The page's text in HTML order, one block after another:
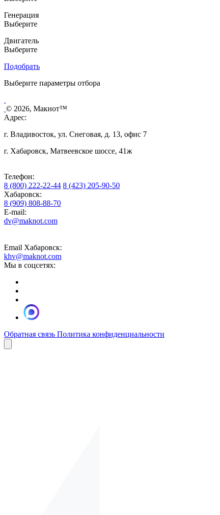
Генерация
Выберите
Двигатель
Выберите
Подобрать
Выберите параметры отбора
© 2026, Макнот™
Адрес:
г. Владивосток, ул. Снеговая, д. 13, офис 7
г. Хабаровск, Матвеевское шоссе, 41ж
Телефон:
8 (800) 222-22-44 8 (423) 205-90-50
Хабаровск:
8 (909) 808-88-70
E-mail:
dv@maknot.com
Email Хабаровск:
khv@maknot.com
Мы в соцсетях:
Обратная связь Политика конфиденциальности